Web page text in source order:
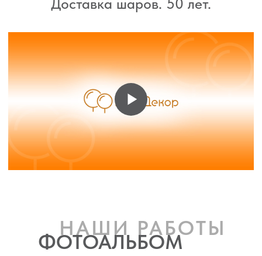
НАШИ РАБОТЫ
ФОТОАЛЬБОМ